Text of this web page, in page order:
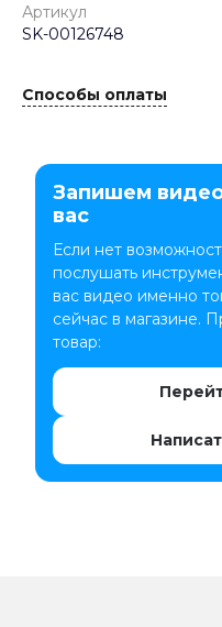
Артикул
SK-00126748
Способы оплаты
Запишем
вас
Если нет
послушать
вас видео именно
сейчас в магазине.
товар: